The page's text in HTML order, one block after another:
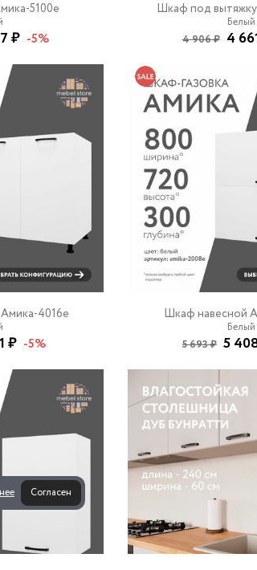
Согласен
5100e
₽ -5%
Шкаф под
Белый
4 906 ₽ 4
4016e
₽ -5%
Шкаф навесной
Белый
5 693 ₽ 5